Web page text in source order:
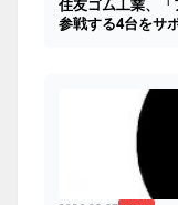
住友ゴム工業、
参戦する4台をサ